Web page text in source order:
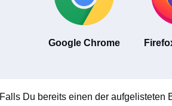
Google Chrome
Falls Du bereits einen der aufgelisteten